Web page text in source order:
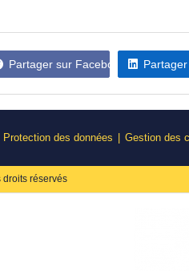
Partager sur Facebook
Protection des données Gestion des
droits réservés